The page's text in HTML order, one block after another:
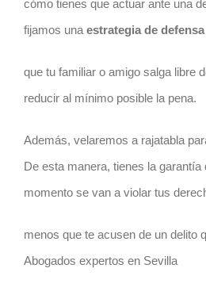
cómo tienes que actuar ante una
fijamos una estrategia de
que tu familiar o amigo salga libre
reducir al mínimo posible la pena.
Además, velaremos a rajatabla
De esta manera, tienes la garantía
momento se van a violar tus
menos que te acusen de un delito
Abogados expertos en Sevilla